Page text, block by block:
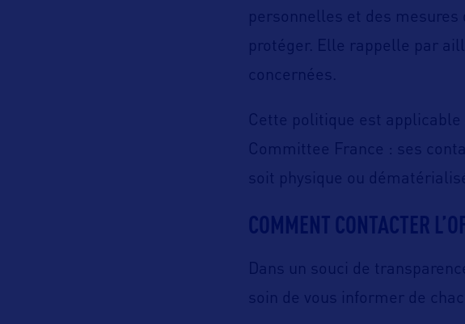
personnelles et des
protéger. Elle rappelle par
concernées.
Cette politique est applicable
Committee France : ses
soit physique ou
COMMENT CONTACTER
Dans un souci de
soin de vous informer de